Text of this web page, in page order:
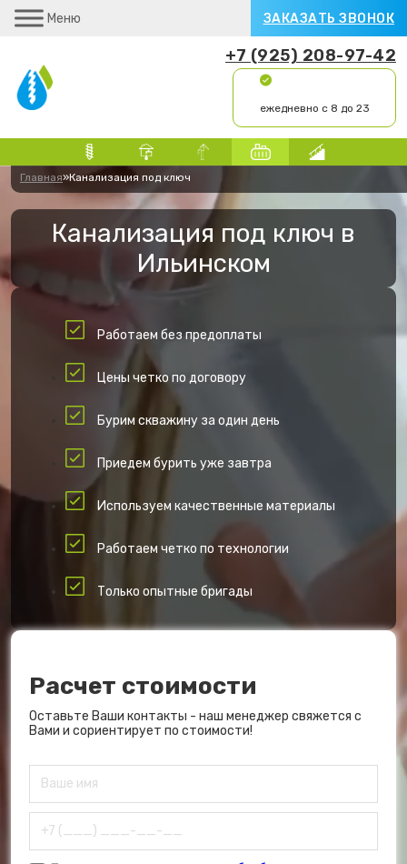
Меню ЗАКАЗАТЬ ЗВОНОК
+7 (925) 208-97-42
ежедневно с 8 до 23
Главная»Канализация под ключ
Канализация под ключ в
Ильинском
Работаем без предоплаты
Цены четко по договору
Бурим скважину за один день
Приедем бурить уже завтра
Используем качественные материалы
Работаем четко по технологии
Только опытные бригады
Расчет стоимости
Оставьте Ваши контакты - наш менеджер свяжется с
Вами и сориентирует по стоимости!